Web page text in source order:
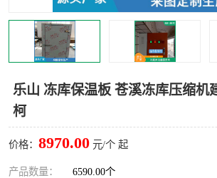
乐山 冻库保温板 苍溪冻库压缩机
柯
价格： 8970.00 元/个 起
产品数量： 6590.00个
烘干冷链 冻库安
内江冷库，内江冻库 宜宾冷
甘孜冻库安装